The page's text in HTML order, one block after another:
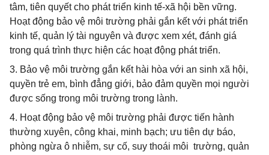
tâm, tiên quyết cho phát triển kinh tế-xã hội bền vững.
Hoạt động bảo vệ môi trường phải gắn kết với phát triển
kinh tế, quản lý tài nguyên và được xem xét, đánh giá
trong quá trình thực hiện các hoạt động phát triển.
3. Bảo vệ môi trường gắn kết hài hòa với an sinh xã hội,
quyền trẻ em, bình đẳng giới, bảo đảm quyền mọi người
được sống trong môi trường trong lành.
4. Hoạt động bảo vệ môi trường phải được tiến hành
thường xuyên, công khai, minh bạch; ưu tiên dự báo,
phòng ngừa ô nhiễm, sự cố, suy thoái môi trường, quản